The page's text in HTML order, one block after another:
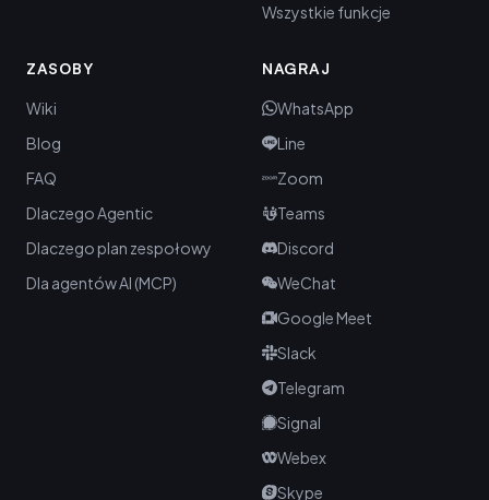
Wszystkie funkcje
ZASOBY
Wiki
Blog
FAQ
Dlaczego Agentic
Dlaczego plan zespołowy
Dla agentów AI (MCP)
NAGRAJ
WhatsApp
Line
Zoom
Teams
Discord
WeChat
Google Meet
Slack
Telegram
Signal
Webex
Skype